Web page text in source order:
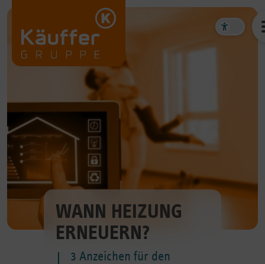
WANN HEIZUNG
ERNEUERN?
3 Anzeichen für den